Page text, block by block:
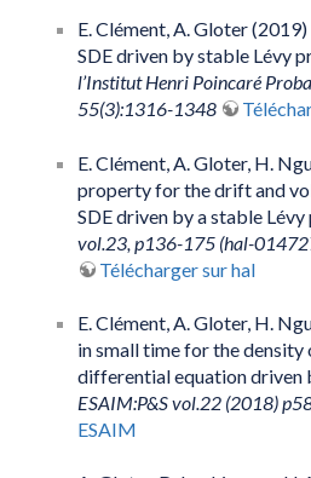
E. Clément, A. Gloter
SDE driven by stable Lévy
l’Institut Henri Poincaré
55(3):1316-1348
E. Clément, A. Gloter, H.
property for the drift and
SDE driven by a stable Lévy
vol.23, p136-175 (hal-
Télécharger sur hal
E. Clément, A. Gloter, H.
in small time for the density
differential equation driven
ESAIM:P&S vol.22 (2018)
ESAIM